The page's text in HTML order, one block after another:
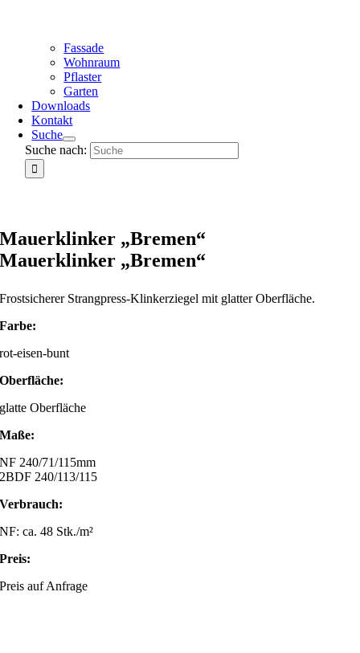
Fassade
Wohnraum
Pflaster
Garten
Downloads
Kontakt
Suche
Suche nach:
Mauerklinker „Bremen“
Mauerklinker „Bremen“
Frostsicherer Strangpress-Klinkerziegel mit glatter Oberfläche.
Farbe:
rot-eisen-bunt
Oberfläche:
glatte Oberfläche
Maße:
NF 240/71/115mm
2BDF 240/113/115
Verbrauch:
NF: ca. 48 Stk./m²
Preis:
Preis auf Anfrage